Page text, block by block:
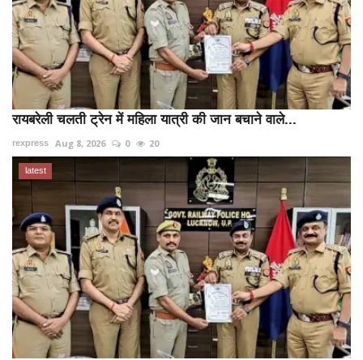
रायबरेली चलती ट्रेन में महिला यात्री की जान बचाने वाले...
rexpress Aug 8, 2026 0 20
latest